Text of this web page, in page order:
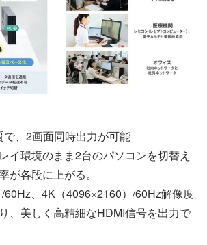
、2画面同時出力が可能
イ環境のまま2台のパソコンを切替え
が各段に上がる。
60Hz、4K（4096×2160）/60Hz解像度
、美しく高精細なHDMI信号を出力で